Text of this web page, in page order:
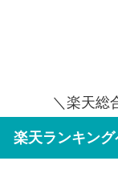
＼楽天総
楽天ランキン